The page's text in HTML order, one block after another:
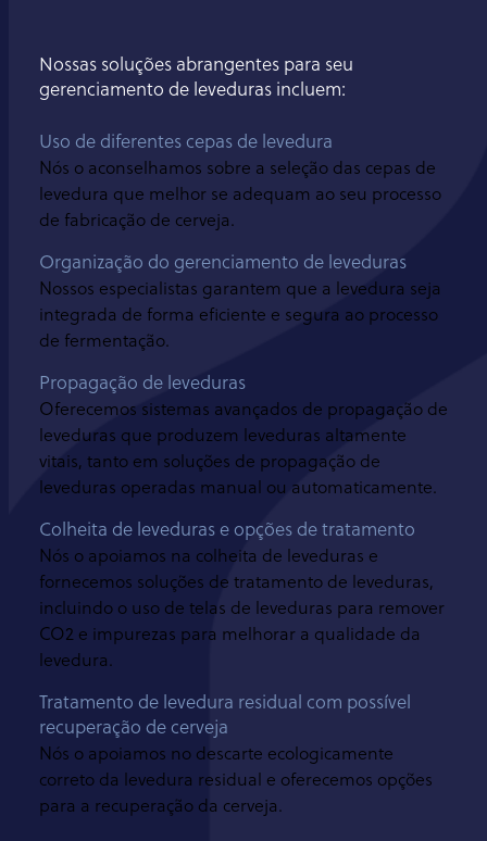
Nossas soluções abrangentes para seu
gerenciamento de leveduras incluem:
Uso de diferentes cepas de levedura
Nós o aconselhamos sobre a seleção das cepas de
levedura que melhor se adequam ao seu processo
de fabricação de cerveja.
Organização do gerenciamento de leveduras
Nossos especialistas garantem que a levedura seja
integrada de forma eficiente e segura ao processo
de fermentação.
Propagação de leveduras
Oferecemos sistemas avançados de propagação de
leveduras que produzem leveduras altamente
vitais, tanto em soluções de propagação de
leveduras operadas manual ou automaticamente.
Colheita de leveduras e opções de tratamento
Nós o apoiamos na colheita de leveduras e
fornecemos soluções de tratamento de leveduras,
incluindo o uso de telas de leveduras para remover
CO2 e impurezas para melhorar a qualidade da
levedura.
Tratamento de levedura residual com possível
recuperação de cerveja
Nós o apoiamos no descarte ecologicamente
correto da levedura residual e oferecemos opções
para a recuperação da cerveja.